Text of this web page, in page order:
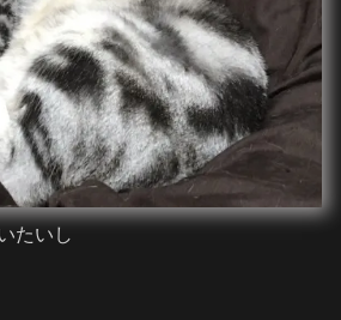
たいし